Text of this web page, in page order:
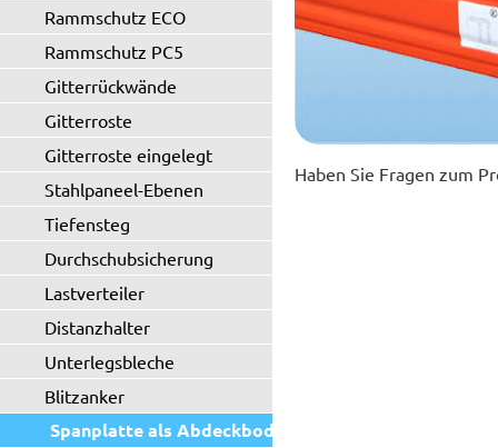
Rammschutz ECO
Rammschutz PC5
Gitterrückwände
Gitterroste
Gitterroste eingelegt
Stahlpaneel-Ebenen
Tiefensteg
Durchschubsicherung
Lastverteiler
Distanzhalter
Unterlegsbleche
Blitzanker
Spanplatte als Abdeckboden
Haben Sie Fragen zum